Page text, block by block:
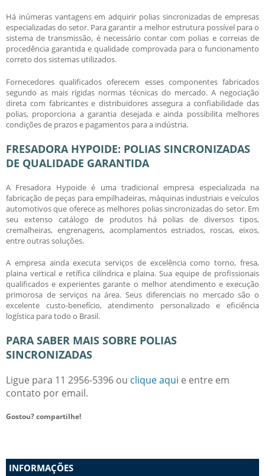
Há inúmeras vantagens em adquirir polias sincronizadasde empresas
especializadas do setor. Para garantir a melhor estrutura possível para o
sistema de transmissão, é necessário contar com polias e correias de
procedência garantida e qualidade comprovada para o funcionamento
correto dos sistemas utilizados.
Fornecedores qualificados oferecem esses componentes fabricados
segundo as mais rígidas normas técnicas do mercado. A negociação
direta com fabricantes e distribuidores assegura a confiabilidade das
polias, proporciona a garantia desejada e ainda possibilita melhores
condições de prazos e pagamentos para a indústria.
FRESADORA HYPOIDE: POLIAS SINCRONIZADAS
DE QUALIDADE GARANTIDA
A Fresadora Hypoide é uma tradicional empresa especializada na
fabricação de peças para empilhadeiras, máquinas industriais e veículos
automotivos que oferece as melhores polias sincronizadasdo setor. Em
seu extenso catálogo de produtos há polias de diversos tipos,
cremalheiras, engrenagens, acomplamentos estriados, roscas, eixos,
entre outras soluções.
A empresa ainda executa serviços de excelência como torno, fresa,
plaina vertical e retífica cilíndrica e plaina. Sua equipe de profissionais
qualificados e experientes garante o melhor atendimento e execução
primorosa de serviços na área. Seus diferenciais no mercado são o
excelente custo-benefício, atendimento personalizado e eficiência
logística para todo o Brasil.
PARA SABER MAIS SOBRE POLIAS
SINCRONIZADAS
Ligue para 11 2956-5396 ou clique aqui e entre em
contato por email.
Gostou? compartilhe!
INFORMAÇÕES